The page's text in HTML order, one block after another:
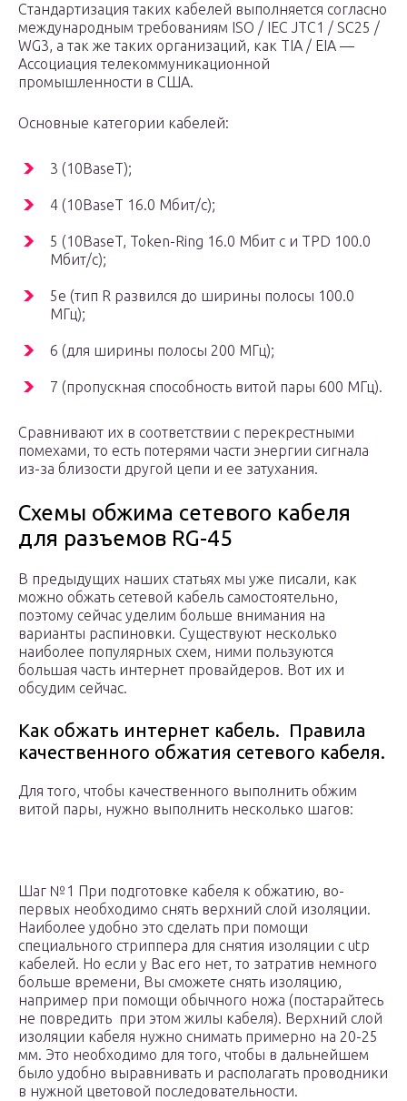
Стандартизация таких кабелей выполняется согласно
международным требованиям ISO / IEC JTC1 / SC25 /
WG3, а так же таких организаций, как TIA / EIA —
Ассоциация телекоммуникационной
промышленности в США.
Основные категории кабелей:
3 (10BaseT);
4 (10BaseT 16.0 Мбит/с);
5 (10BaseT, Token-Ring 16.0 Мбит с и TPD 100.0
Мбит/с);
5e (тип R развился до ширины полосы 100.0
МГц);
6 (для ширины полосы 200 МГц);
7 (пропускная способность витой пары 600 МГц).
Сравнивают их в соответствии с перекрестными
помехами, то есть потерями части энергии сигнала
из-за близости другой цепи и ее затухания.
Схемы обжима сетевого кабеля
для разъемов RG-45
В предыдущих наших статьях мы уже писали, как
можно обжать сетевой кабель самостоятельно,
поэтому сейчас уделим больше внимания на
варианты распиновки. Существуют несколько
наиболее популярных схем, ними пользуются
большая часть интернет провайдеров. Вот их и
обсудим сейчас.
Как обжать интернет кабель. Правила
качественного обжатия сетевого кабеля.
Для того, чтобы качественного выполнить обжим
витой пары, нужно выполнить несколько шагов:
Шаг №1 При подготовке кабеля к обжатию, во-
первых необходимо снять верхний слой изоляции.
Наиболее удобно это сделать при помощи
специального стриппера для снятия изоляции с utp
кабелей. Но если у Вас его нет, то затратив немного
больше времени, Вы сможете снять изоляцию,
например при помощи обычного ножа (постарайтесь
не повредить при этом жилы кабеля). Верхний слой
изоляции кабеля нужно снимать примерно на 20-25
мм. Это необходимо для того, чтобы в дальнейшем
было удобно выравнивать и располагать проводники
в нужной цветовой последовательности.